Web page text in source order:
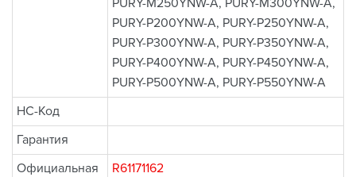
PURY-M250YNW-A, PURY-M300YNW-A,
PURY-P200YNW-A, PURY-P250YNW-A,
PURY-P300YNW-A, PURY-P350YNW-A,
PURY-P400YNW-A, PURY-P450YNW-A,
PURY-P500YNW-A, PURY-P550YNW-A
НС-Код
Гарантия
Официальная
R61171162